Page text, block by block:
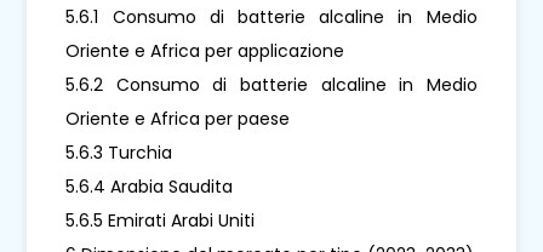
5.6.1 Consumo di batterie alcaline in Medio
Oriente e Africa per applicazione
5.6.2 Consumo di batterie alcaline in Medio
Oriente e Africa per paese
5.6.3 Turchia
5.6.4 Arabia Saudita
5.6.5 Emirati Arabi Uniti